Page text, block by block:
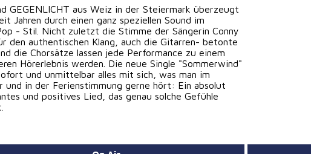
GEGENLICHT aus Weiz in der Steiermark überzeugt
Jahren durch einen ganz speziellen Sound im
- Stil. Nicht zuletzt die Stimme der Sängerin Conny
den authentischen Klang, auch die Gitarren- betonte
die Chorsätze lassen jede Performance zu einem
Hörerlebnis werden. Die neue Single "Sommerwind"
und unmittelbar alles mit sich, was man im
und in der Ferienstimmung gerne hört: Ein absolut
und positives Lied, das genau solche Gefühle